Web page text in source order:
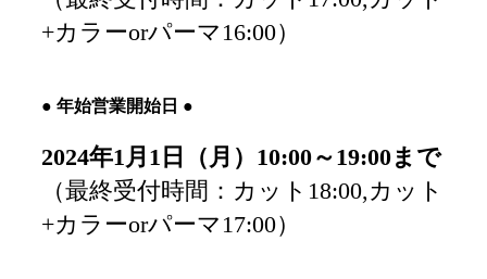
+カラーorパーマ16:00）
● 年始営業開始日 ●
2024年1月1日（月）10:00～19:00まで
（最終受付時間：カット18:00,カット
+カラーorパーマ17:00）